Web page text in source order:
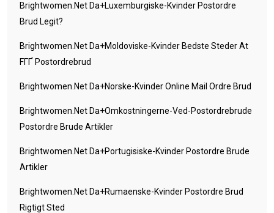
Brightwomen.net Da+luxemburgiske-Kvinder Postordre
Brud Legit?
Brightwomen.net Da+moldoviske-Kvinder Bedste Steder At
FГҐ Postordrebrud
Brightwomen.net Da+norske-Kvinder Online Mail Ordre Brud
Brightwomen.net Da+omkostningerne-Ved-Postordrebrude
Postordre Brude Artikler
Brightwomen.net Da+portugisiske-Kvinder Postordre Brude
Artikler
Brightwomen.net Da+rumaenske-Kvinder Postordre Brud
Rigtigt Sted